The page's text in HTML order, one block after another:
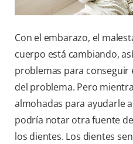
Con el embarazo, el
cuerpo está cambiando,
problemas para
del problema. Pero
almohadas para ayudarle
podría notar otra fuente
los dientes. Los dientes